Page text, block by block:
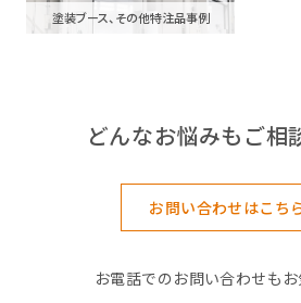
塗装ブース、その他特注品事例
どんなお悩みもご相
お問い合わせはこち
お電話でのお問い合わせも